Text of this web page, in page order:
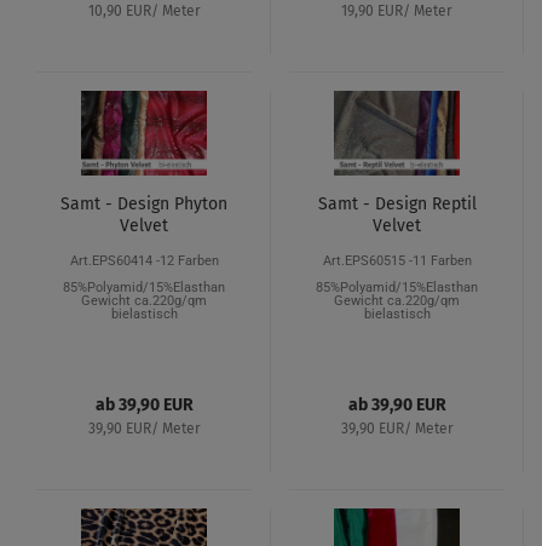
10,90 EUR/ Meter 19,90 EUR/ Meter
Samt - Design Phyton
Velvet
Art.EPS60414 -12 Farben
85%Polyamid/15%Elasthan
Gewicht ca.220g/qm
bielastisch
ab 39,90 EUR
39,90 EUR/ Meter
Samt - Design Reptil
Velvet
Art.EPS60515 -11 Farben
85%Polyamid/15%Elasthan
Gewicht ca.220g/qm
bielastisch
ab 39,90 EUR
39,90 EUR/ Meter